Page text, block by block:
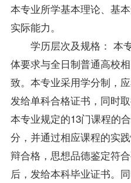
本专业所学基本理论、基
实际能力。
学历层次及规格： 本
体要求与全日制普通高校
致。本专业采用学分制，
发给单科合格证书，同时
本专业规定的13门课程的
分，并通过相应课程的实
辩合格，思想品德鉴定符
后，发给本科毕业证书。